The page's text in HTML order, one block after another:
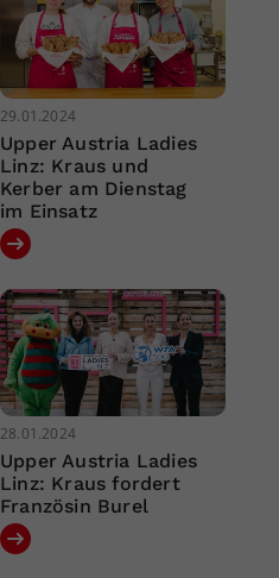
29.01.2024
Upper Austria Ladies
Linz: Kraus und
Kerber am Dienstag
im Einsatz
28.01.2024
Upper Austria Ladies
Linz: Kraus fordert
Französin Burel